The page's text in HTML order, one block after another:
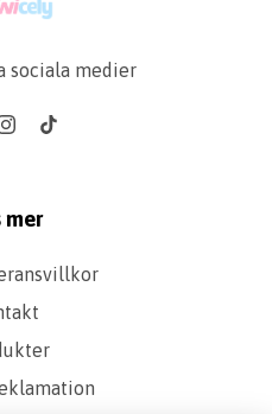
sociala medier
mer